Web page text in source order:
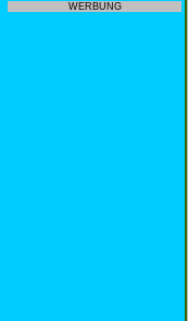
WERBUNG